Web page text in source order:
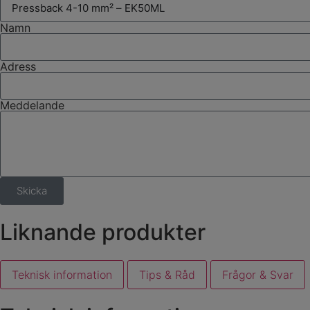
Namn
Adress
Meddelande
Skicka
Liknande produkter
Teknisk information Tips & Råd Frågor & Svar